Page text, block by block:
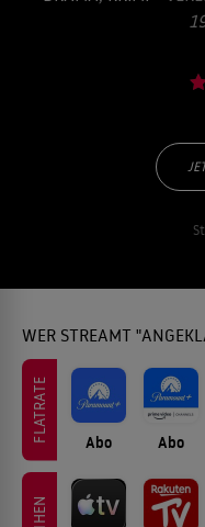
WER STREAMT
FLATRATE Abo Abo